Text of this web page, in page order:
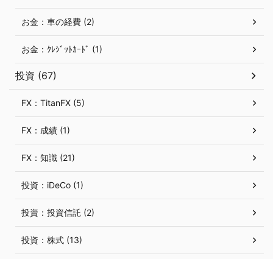
お金：車の経費 (2)
お金：ｸﾚｼﾞｯﾄｶｰﾄﾞ (1)
投資 (67)
FX：TitanFX (5)
FX：成績 (1)
FX：知識 (21)
投資：iDeCo (1)
投資：投資信託 (2)
投資：株式 (13)